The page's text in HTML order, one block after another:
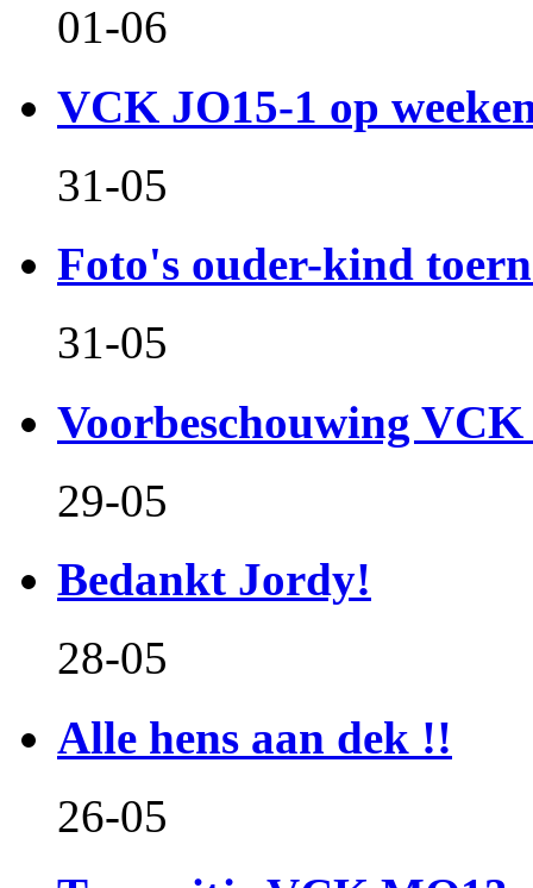
01-06
VCK JO15-1 op
31-05
Foto's ouder-kind
31-05
Voorbeschouwing VCK
29-05
Bedankt Jordy!
28-05
Alle hens aan dek !!
26-05